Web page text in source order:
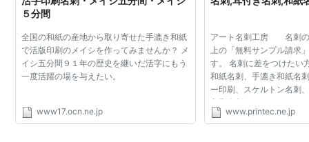
５分間
全国の和紙の産地から取り寄せた手漉き和紙
で活版印刷のメイシを作ってみませんか？ メ
イシ五分間９１年の歴史を継いだ活字にもう
一度活躍の場を与えたい。
www17.ocn.ne.jp
アート名刺工房 名刺の
上の「無料サンプル請求
す。 名刺に差をつけたい
和紙名刺、手漉き和紙名
ー印刷、スケルトン名刺
印刷名刺など、オリジナ
中の方も、名刺印刷は当
www.printec.ne.jp